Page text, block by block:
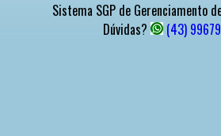
Sistema SGP de Gerenciamento
Dúvidas?
(43)